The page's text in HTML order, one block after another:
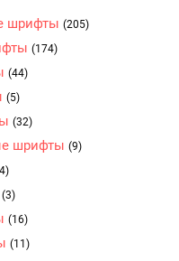
шрифты (205)
(174)
(44)
(5)
(32)
шрифты (9)
(3)
(16)
(11)